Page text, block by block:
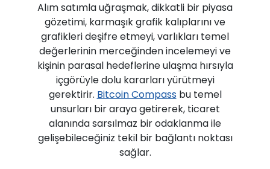
Alım satımla uğraşmak, dikkatli bir piyasa
gözetimi, karmaşık grafik kalıplarını ve
grafikleri deşifre etmeyi, varlıkları temel
değerlerinin merceğinden incelemeyi ve
kişinin parasal hedeflerine ulaşma hırsıyla
içgörüyle dolu kararları yürütmeyi
gerektirir. Bitcoin Compassbu temel
unsurları bir araya getirerek, ticaret
alanında sarsılmaz bir odaklanma ile
gelişebileceğiniz tekil bir bağlantı noktası
sağlar.